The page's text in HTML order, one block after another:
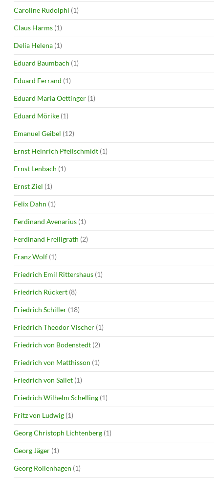
Caroline Rudolphi (1)
Claus Harms (1)
Delia Helena (1)
Eduard Baumbach (1)
Eduard Ferrand (1)
Eduard Maria Oettinger (1)
Eduard Mörike (1)
Emanuel Geibel (12)
Ernst Heinrich Pfeilschmidt (1)
Ernst Lenbach (1)
Ernst Ziel (1)
Felix Dahn (1)
Ferdinand Avenarius (1)
Ferdinand Freiligrath (2)
Franz Wolf (1)
Friedrich Emil Rittershaus (1)
Friedrich Rückert (8)
Friedrich Schiller (18)
Friedrich Theodor Vischer (1)
Friedrich von Bodenstedt (2)
Friedrich von Matthisson (1)
Friedrich von Sallet (1)
Friedrich Wilhelm Schelling (1)
Fritz von Ludwig (1)
Georg Christoph Lichtenberg (1)
Georg Jäger (1)
Georg Rollenhagen (1)